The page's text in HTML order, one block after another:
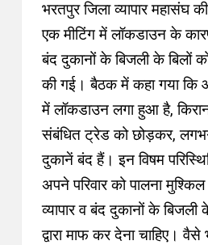
भरतपुर जिला व्यापार महासंघ
एक मीटिंग में लॉकडाउन के
बंद दुकानों के बिजली के बिलों
की गई । बैठक में कहा गया कि
में लॉकडाउन लगा हुआ है,
संबंधित ट्रेड को छोड़कर,
दुकानें बंद हैं।इन विषम
अपने परिवार को पालना मुश्किल
व्यापार व बंद दुकानों के
द्वारा माफ कर देना चाहिए। वैसे